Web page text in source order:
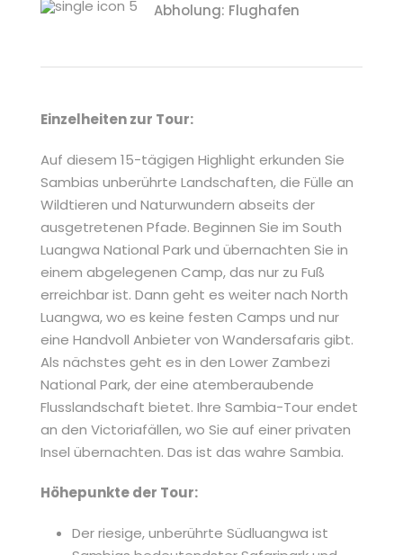
Abholung: Flughafen
Einzelheiten zur Tour:
Auf diesem 15-tägigen Highlight erkunden Sie
Sambias unberührte Landschaften, die Fülle an
Wildtieren und Naturwundern abseits der
ausgetretenen Pfade. Beginnen Sie im South
Luangwa National Park und übernachten Sie in
einem abgelegenen Camp, das nur zu Fuß
erreichbar ist. Dann geht es weiter nach North
Luangwa, wo es keine festen Camps und nur
eine Handvoll Anbieter von Wandersafaris gibt.
Als nächstes geht es in den Lower Zambezi
National Park, der eine atemberaubende
Flusslandschaft bietet. Ihre Sambia-Tour endet
an den Victoriafällen, wo Sie auf einer privaten
Insel übernachten. Das ist das wahre Sambia.
Höhepunkte der Tour:
Der riesige, unberührte Südluangwa ist